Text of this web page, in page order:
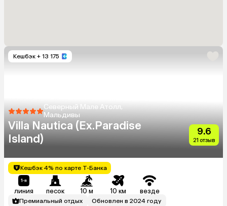
Кешбэк + 13 175
Северный Мале Атолл,
Мальдивы
Villa Nautica (Ex.Paradise
Island)
9.6
21 отзыв
Кешбэк 4% по карте Т-Банка
линия песок 10 м 10 км везде
Премиальный отдых
Обновлен в 2024 году